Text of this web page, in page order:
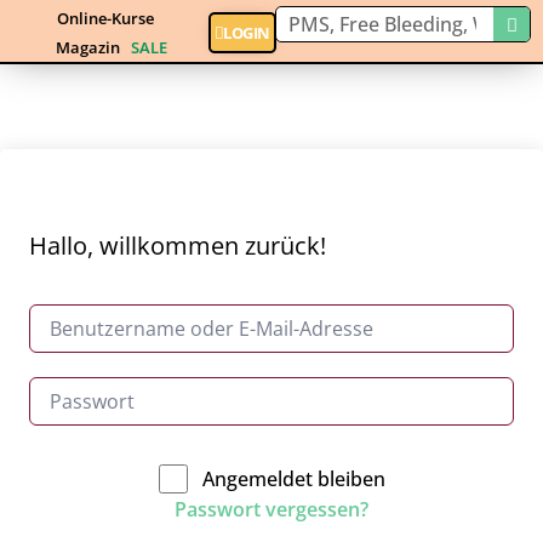
Online-Kurse
Magazin SALE
LOGIN
Hallo, willkommen zurück!
Angemeldet bleiben
Passwort vergessen?